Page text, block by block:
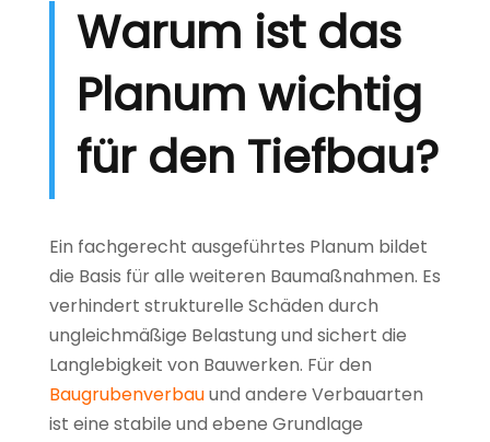
Warum ist das
Planum wichtig
für den Tiefbau?
Ein fachgerecht ausgeführtes Planum bildet
die Basis für alle weiteren Baumaßnahmen. Es
verhindert strukturelle Schäden durch
ungleichmäßige Belastung und sichert die
Langlebigkeit von Bauwerken. Für den
Baugrubenverbauund andere Verbauarten
ist eine stabile und ebene Grundlage